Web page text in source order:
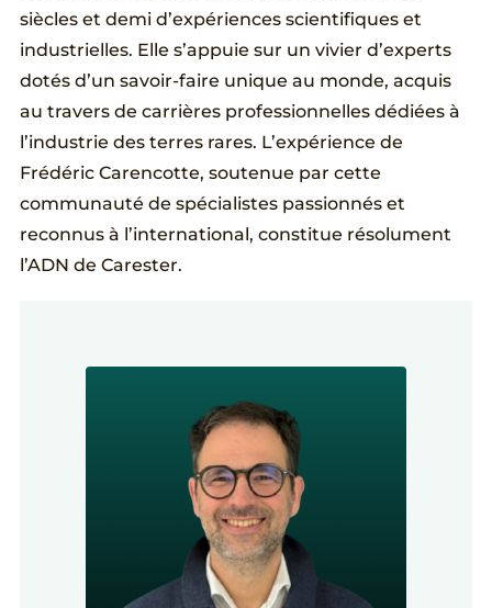
siècles et demi d’expériences scientifiques et
industrielles. Elle s’appuie sur un vivier d’experts
dotés d’un savoir-faire unique au monde, acquis
au travers de carrières professionnelles dédiées à
l’industrie des terres rares. L’expérience de
Frédéric Carencotte, soutenue par cette
communauté de spécialistes passionnés et
reconnus à l’international, constitue résolument
l’ADN de Carester.